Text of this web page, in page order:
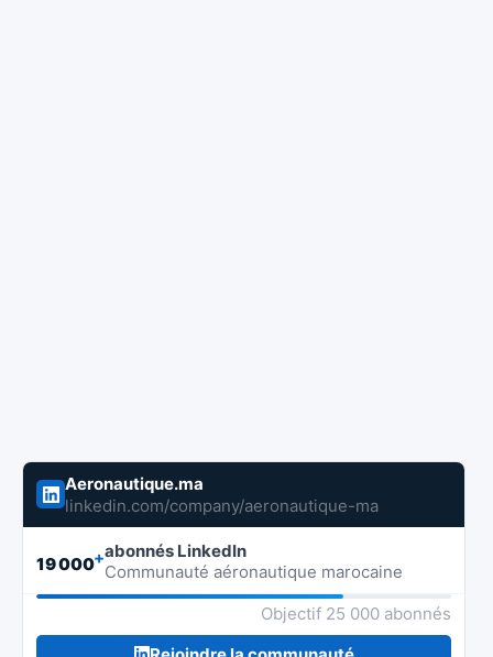
Aeronautique.ma
linkedin.com/company/aeronautique-ma
19 000+abonnés LinkedIn
Communauté aéronautique marocaine
Objectif 25 000 abonnés